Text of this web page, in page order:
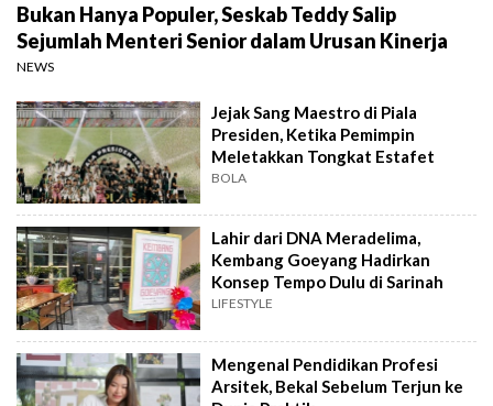
Bukan Hanya Populer, Seskab Teddy Salip
Sejumlah Menteri Senior dalam Urusan Kinerja
NEWS
Jejak Sang Maestro di Piala
Presiden, Ketika Pemimpin
Meletakkan Tongkat Estafet
BOLA
Lahir dari DNA Meradelima,
Kembang Goeyang Hadirkan
Konsep Tempo Dulu di Sarinah
LIFESTYLE
Mengenal Pendidikan Profesi
Arsitek, Bekal Sebelum Terjun ke